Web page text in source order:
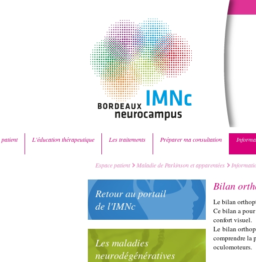
L'éducation thérapeutique Les traitements Préparer ma consultation
Espace patient Maladie de Parkinson et apparentées
Retour au portail
de l'IMNc
Les maladies
neurodégénératives
Bilan
Le bilan
Ce bilan a
confort visuel.
Le bilan
comprendre la
oculomoteurs.